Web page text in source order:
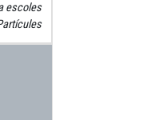
escoles